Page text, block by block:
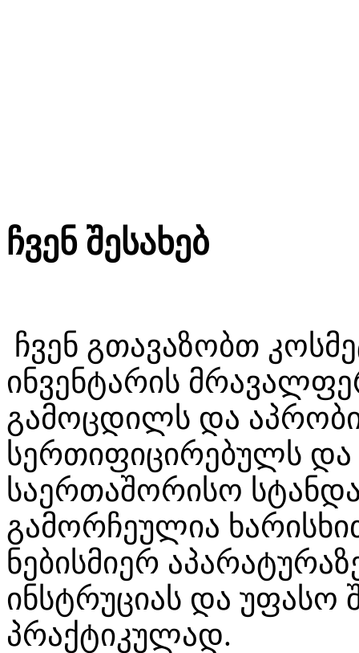
ჩვენ შესახებ
ჩვენ გთავაზობთ
ინვენტარის
გამოცდილს და
სერთიფიცირებულს
საერთაშორისო
გამორჩეულია
ნებისმიერ
ინსტრუციას და
პრაქტიკულად.